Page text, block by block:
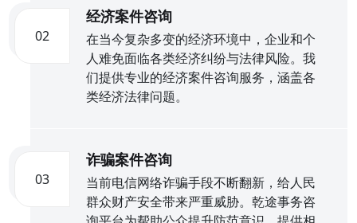
02
经济案件咨询
在当今复杂多变的经济环境中，企业和个
人难免面临各类经济纠纷与法律风险。我
们提供专业的经济案件咨询服务，涵盖各
类经济法律问题。
03
诈骗案件咨询
当前电信网络诈骗手段不断翻新，给人民
群众财产安全带来严重威胁。乾途事务咨